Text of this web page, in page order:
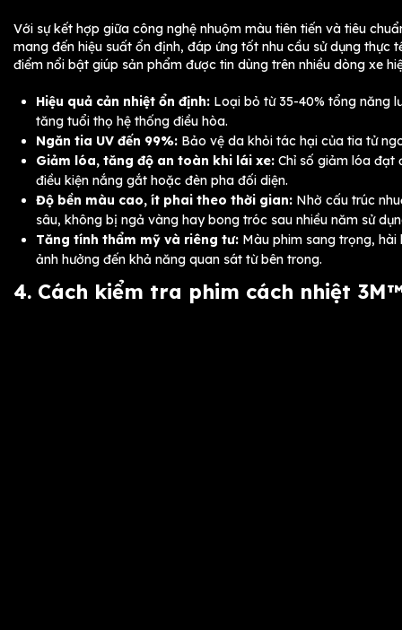
Với sự kết hợp giữa công nghệ nhuộm màu tiên tiến và tiêu
mang đến hiệu suất ổn định, đáp ứng tốt nhu cầu sử dụng thực
điểm nổi bật giúp sản phẩm được tin dùng trên nhiều dòng xe
Hiệu quả cản nhiệt ổn định: Loại bỏ từ 35-40% tổng năng
tăng tuổi thọ hệ thống điều hòa.
Ngăn tia UV đến 99%: Bảo vệ da khỏi tác hại của tia tử
Giảm lóa, tăng độ an toàn khi lái xe: Chỉ số giảm lóa đạt
điều kiện nắng gắt hoặc đèn pha đối diện.
Độ bền màu cao, ít phai theo thời gian: Nhờ cấu trúc
sâu, không bị ngả vàng hay bong tróc sau nhiều năm sử
Tăng tính thẩm mỹ và riêng tư: Màu phim sang trọng,
ảnh hưởng đến khả năng quan sát từ bên trong.
4. Cách kiểm tra phim cách nhiệt